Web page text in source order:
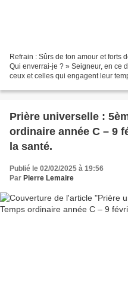
Refrain : Sûrs de ton amour et forts
Qui enverrai-je ? » Seigneur, en ce
ceux et celles qui engagent leur
Prière universelle :
ordinaire année C – 9
la santé.
Publié le 02/02/2025 à 19:56
Par Pierre Lemaire